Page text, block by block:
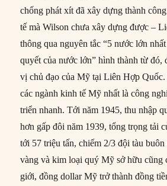
chống phát xít đã xây dựng thành
tế mà Wilson chưa xây dựng được –
thông qua nguyên tắc “5 nước lớn
quyết của nước lớn” hình thành từ đó,
vị chủ đạo của Mỹ tại Liên Hợp
các ngành kinh tế Mỹ nhất là công
triển nhanh. Tới năm 1945, thu nhập
hơn gấp đôi năm 1939, tổng trọng tải
tới 57 triệu tấn, chiếm 2/3 đội tàu
vàng và kim loại quý Mỹ sở hữu cũng
giới, đồng dollar Mỹ trở thành đồng